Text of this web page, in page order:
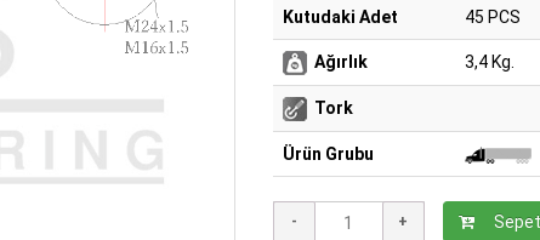
Kutudaki Adet 45 PCS
Ağırlık 3,4 Kg.
Tork
Ürün Grubu